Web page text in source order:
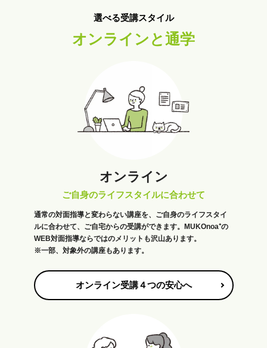
選べる受講スタイル
オンラインと通学
オンライン
ご自身のライフスタイルに合わせて
通常の対面指導と変わらない講座を、ご自身のライフスタイ
ルに合わせて、ご自宅からの受講ができます。MUKOnoa⁺の
WEB対面指導ならではのメリットも沢山あります。
※一部、対象外の講座もあります。
オンライン受講４つの安心へ